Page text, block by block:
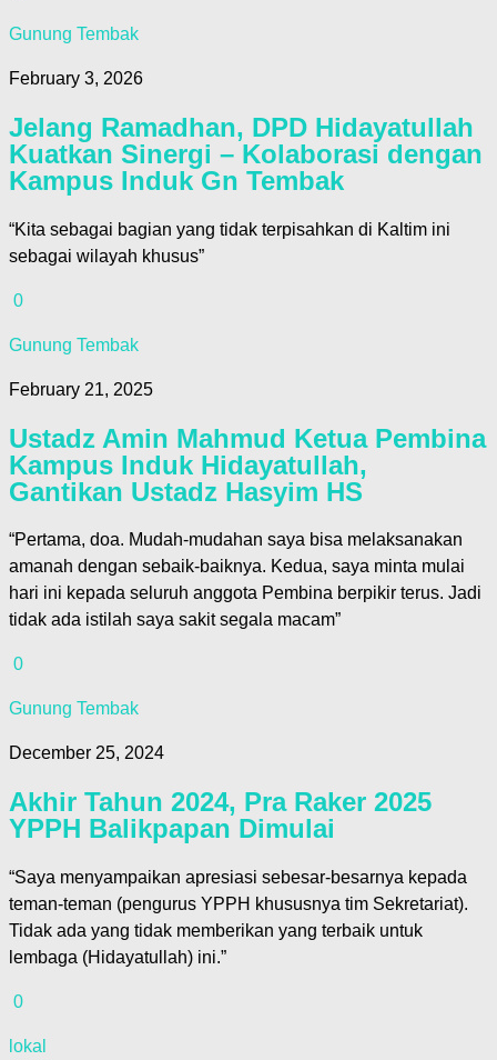
Gunung Tembak
February 3, 2026
Jelang Ramadhan, DPD Hidayatullah
Kuatkan Sinergi – Kolaborasi dengan
Kampus Induk Gn Tembak
“Kita sebagai bagian yang tidak terpisahkan di Kaltim ini
sebagai wilayah khusus”
0
Gunung Tembak
February 21, 2025
Ustadz Amin Mahmud Ketua Pembina
Kampus Induk Hidayatullah,
Gantikan Ustadz Hasyim HS
“Pertama, doa. Mudah-mudahan saya bisa melaksanakan
amanah dengan sebaik-baiknya. Kedua, saya minta mulai
hari ini kepada seluruh anggota Pembina berpikir terus. Jadi
tidak ada istilah saya sakit segala macam”
0
Gunung Tembak
December 25, 2024
Akhir Tahun 2024, Pra Raker 2025
YPPH Balikpapan Dimulai
“Saya menyampaikan apresiasi sebesar-besarnya kepada
teman-teman (pengurus YPPH khususnya tim Sekretariat).
Tidak ada yang tidak memberikan yang terbaik untuk
lembaga (Hidayatullah) ini.”
0
lokal